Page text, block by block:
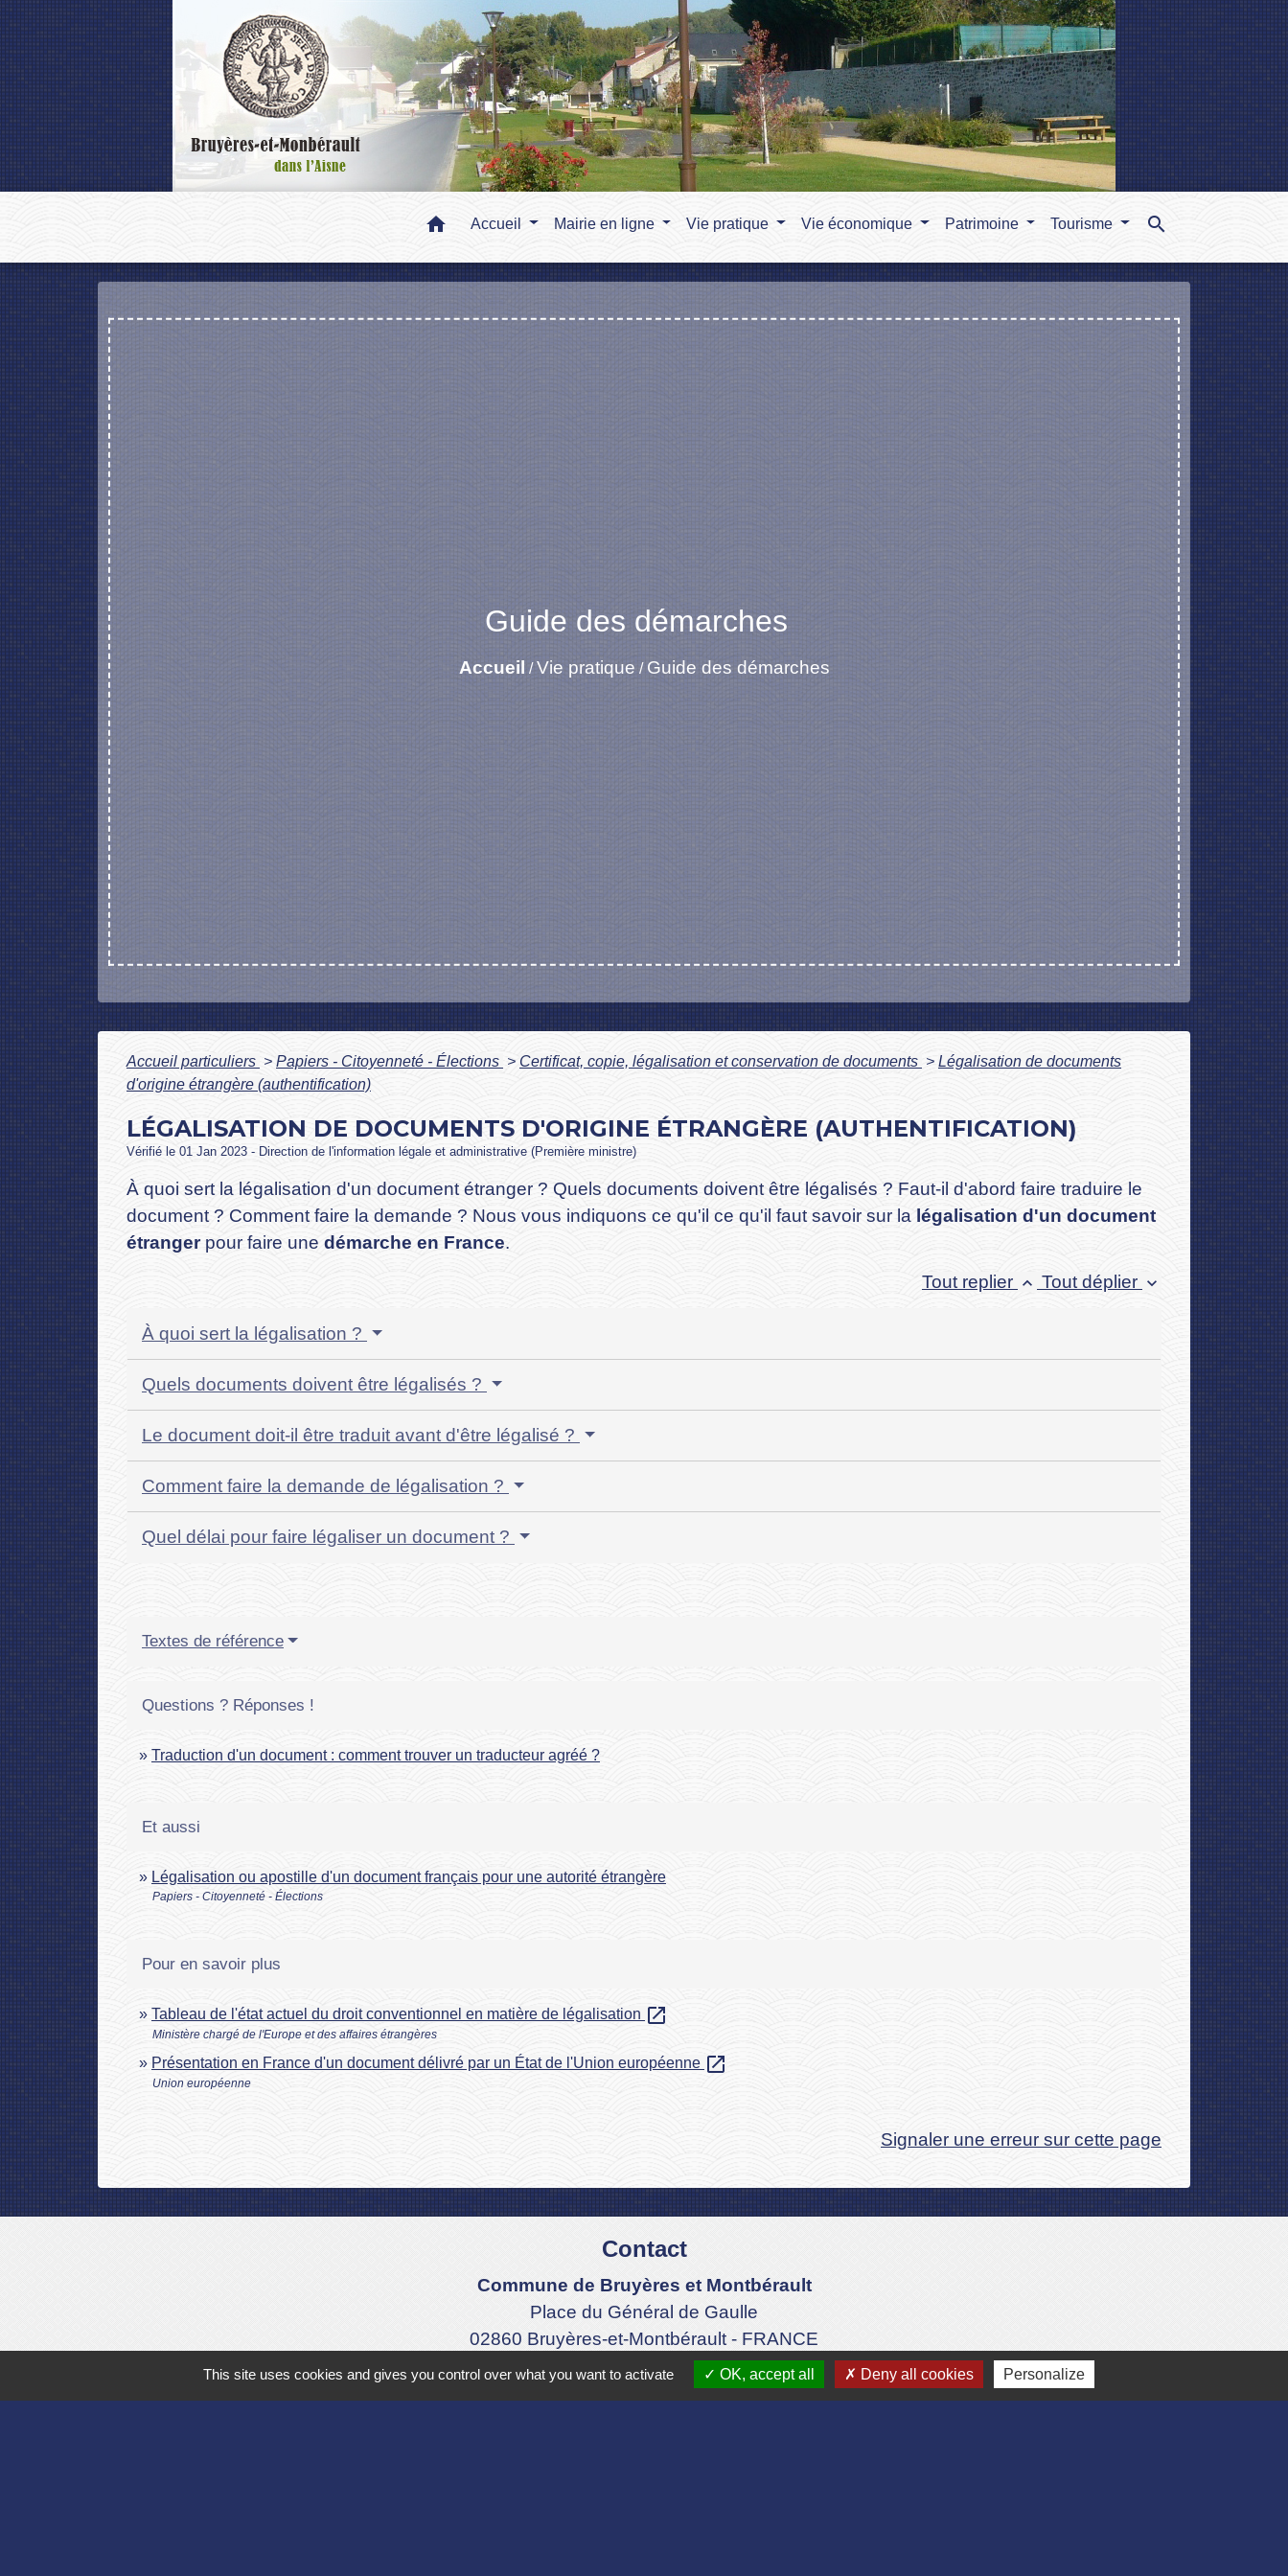
home Accueil Mairie en ligne Vie pratique Vie économique Patrimoine Tourisme search
Guide des démarches
Accueil /Vie pratique / Guide des démarches
Accueil particuliers > Papiers - Citoyenneté - Élections > Certificat, copie, légalisation et conservation de documents > Légalisation de documents
d'origine étrangère (authentification)
LÉGALISATION DE DOCUMENTS D'ORIGINE ÉTRANGÈRE (AUTHENTIFICATION)
Vérifié le 01 Jan 2023 - Direction de l'information légale et administrative (Première ministre)
À quoi sert la légalisation d'un document étranger ? Quels documents doivent être légalisés ? Faut-il d'abord faire traduire le
document ? Comment faire la demande ? Nous vous indiquons ce qu'il ce qu'il faut savoir sur la légalisation d'un document
étrangerpour faire une démarche en France.
Tout replier keyboard_arrow_up Tout déplier keyboard_arrow_down
À quoi sert la légalisation ?
Quels documents doivent être légalisés ?
Le document doit-il être traduit avant d'être légalisé ?
Comment faire la demande de légalisation ?
Quel délai pour faire légaliser un document ?
Textes de référence
Questions ? Réponses !
Traduction d'un document : comment trouver un traducteur agréé ?
Et aussi
Légalisation ou apostille d'un document français pour une autorité étrangère
Papiers - Citoyenneté - Élections
Pour en savoir plus
Tableau de l'état actuel du droit conventionnel en matière de légalisation open_in_new
Ministère chargé de l'Europe et des affaires étrangères
Présentation en France d'un document délivré par un État de l'Union européenne open_in_new
Union européenne
Signaler une erreur sur cette page
Contact
Commune de Bruyères et Montbérault
Place du Général de Gaulle
02860 Bruyères-et-Montbérault - FRANCE
+33 3 23 24 74 77
Formulaire de contact
This site uses cookies and gives you control over what you want to activate OK, accept all Deny all cookies Personalize